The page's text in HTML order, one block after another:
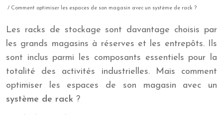
/ Comment optimiser les espaces de son magasin avec un système de rack ?
Les racks de stockage sont davantage choisis par
les grands magasins à réserves et les entrepôts. Ils
sont inclus parmi les composants essentiels pour la
totalité des activités industrielles. Mais comment
optimiser les espaces de son magasin avec un
système de rack ?